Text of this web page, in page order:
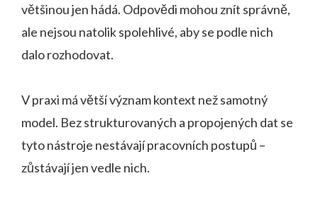
většinou jen hádá. Odpovědi mohou znít správně,
ale nejsou natolik spolehlivé, aby se podle nich
dalo rozhodovat.
V praxi má větší význam kontext než samotný
model. Bez strukturovaných a propojených dat se
tyto nástroje nestávají pracovních postupů –
zůstávají jen vedle nich.